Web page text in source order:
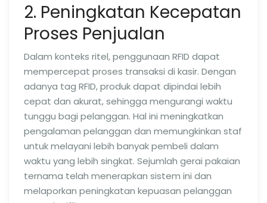
2. Peningkatan Kecepatan
Proses Penjualan
Dalam konteks ritel, penggunaan RFID dapat
mempercepat proses transaksi di kasir. Dengan
adanya tag RFID, produk dapat dipindai lebih
cepat dan akurat, sehingga mengurangi waktu
tunggu bagi pelanggan. Hal ini meningkatkan
pengalaman pelanggan dan memungkinkan staf
untuk melayani lebih banyak pembeli dalam
waktu yang lebih singkat. Sejumlah gerai pakaian
ternama telah menerapkan sistem ini dan
melaporkan peningkatan kepuasan pelanggan